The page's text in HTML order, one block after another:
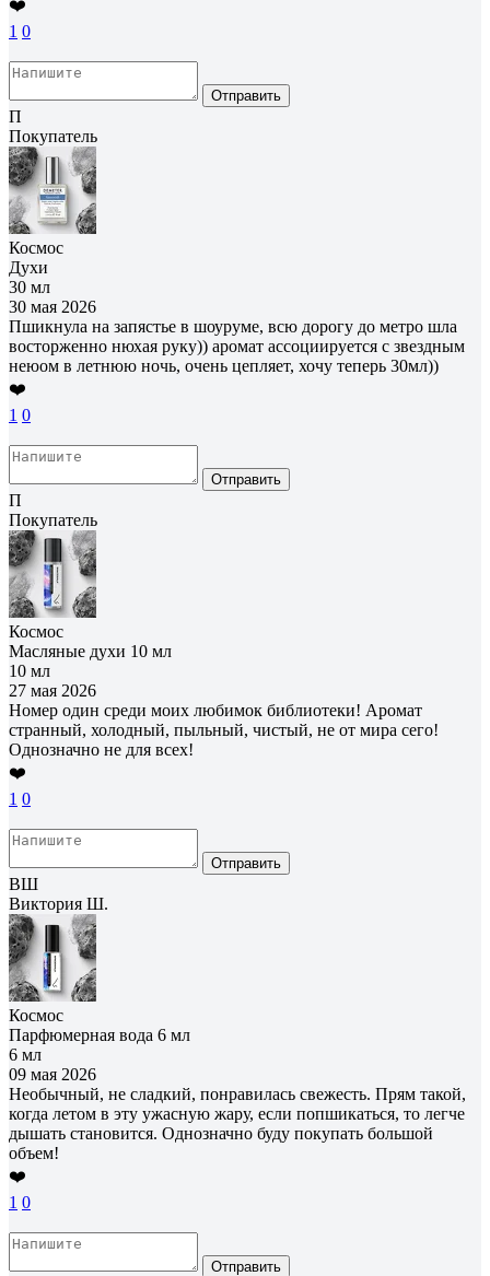
❤️
1 0
Отправить
П
Покупатель
Космос
Духи
30 мл
30 мая 2026
Пшикнула на запястье в шоуруме, всю дорогу до метро шла
восторженно нюхая руку)) аромат ассоциируется с звездным
неюом в летнюю ночь, очень цепляет, хочу теперь 30мл))
❤️
1 0
Отправить
П
Покупатель
Космос
Масляные духи 10 мл
10 мл
27 мая 2026
Номер один среди моих любимок библиотеки! Аромат
странный, холодный, пыльный, чистый, не от мира сего!
Однозначно не для всех!
❤️
1 0
Отправить
ВШ
Виктория Ш.
Космос
Парфюмерная вода 6 мл
6 мл
09 мая 2026
Необычный, не сладкий, понравилась свежесть. Прям такой,
когда летом в эту ужасную жару, если попшикаться, то легче
дышать становится. Однозначно буду покупать большой
объем!
❤️
1 0
Отправить